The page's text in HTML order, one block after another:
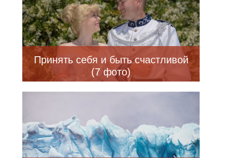
Принять себя и быть счастливой
(7 фото)